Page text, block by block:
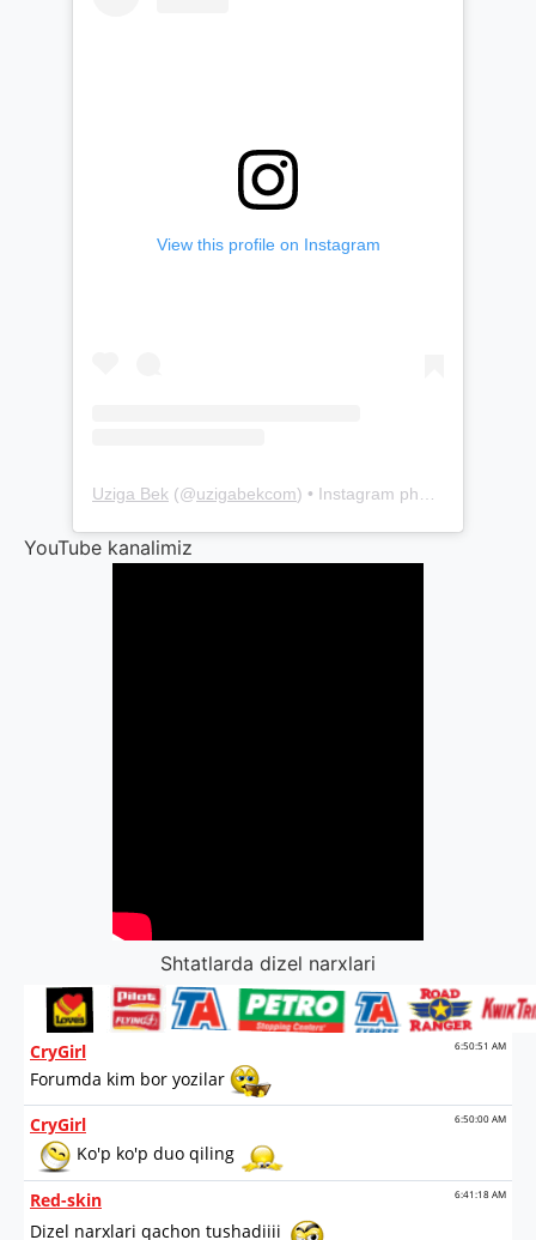
View this profile on Instagram
Uziga Bek (@uzigabekcom) • Instagram photos and videos
YouTube kanalimiz
Shtatlarda dizel narxlari